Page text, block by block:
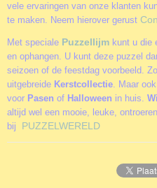
vele ervaringen van onze klanten
te maken. Neem hierover gerust
Met speciale Puzzellijm kunt u die
en ophangen. U kunt deze puzzel
seizoen of de feestdag voorbeeld.
uitgebreide Kerstcollectie. Maar
voor Pasen of Halloween in huis.
altijd wel een mooie, leuke,
bij PUZZELWERELD